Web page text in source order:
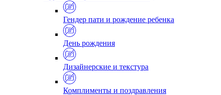
Гендер пати и рождение ребенка
День рождения
Дизайнерские и текстура
Комплименты и поздравления